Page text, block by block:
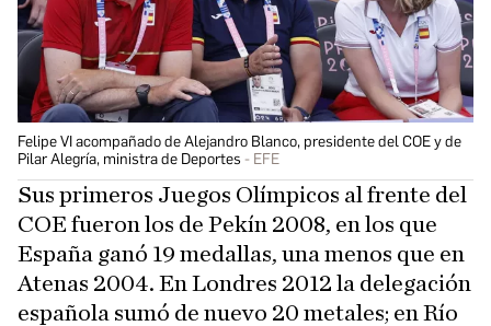
Felipe VI acompañado de Alejandro Blanco, presidente del COE y de
Pilar Alegría, ministra de Deportes
EFE
Sus primeros Juegos Olímpicos al frente del
COE fueron los de Pekín 2008, en los que
España ganó 19 medallas, una menos que en
Atenas 2004. En Londres 2012 la delegación
española sumó de nuevo 20 metales; en Río